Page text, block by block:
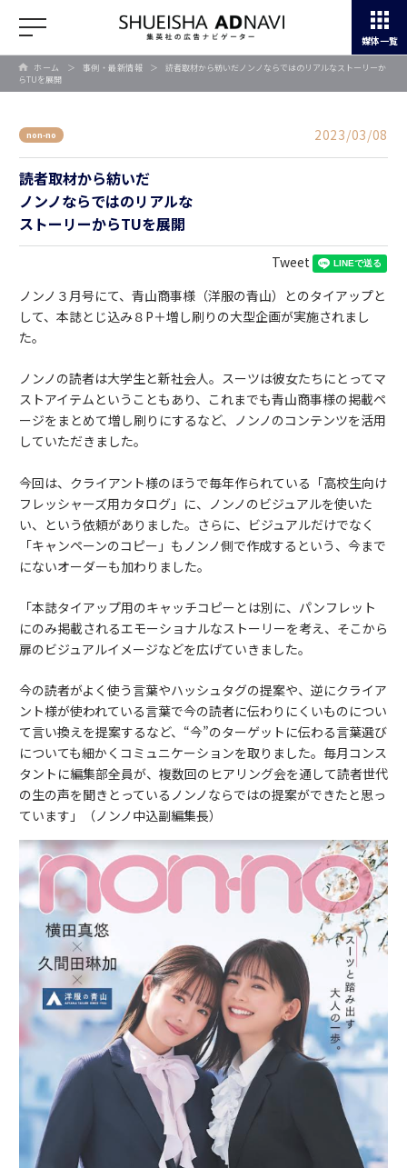
媒体一覧
ホーム ＞ 事例・最新情報 ＞
読者取材から紡いだノンノならではのリアルなストーリーか
らTUを展開
non-no 2023/03/08
読者取材から紡いだ
ノンノならではのリアルな
ストーリーからTUを展開
Tweet
ノンノ３月号にて、青山商事様（洋服の青山）とのタイアップと
して、本誌とじ込み８P＋増し刷りの大型企画が実施されまし
た。
ノンノの読者は大学生と新社会人。スーツは彼女たちにとってマ
ストアイテムということもあり、これまでも青山商事様の掲載ペ
ージをまとめて増し刷りにするなど、ノンノのコンテンツを活用
していただきました。
今回は、クライアント様のほうで毎年作られている「高校生向け
フレッシャーズ用カタログ」に、ノンノのビジュアルを使いた
い、という依頼がありました。さらに、ビジュアルだけでなく
「キャンペーンのコピー」もノンノ側で作成するという、今まで
にないオーダーも加わりました。
「本誌タイアップ用のキャッチコピーとは別に、パンフレット
にのみ掲載されるエモーショナルなストーリーを考え、そこから
扉のビジュアルイメージなどを広げていきました。
今の読者がよく使う言葉やハッシュタグの提案や、逆にクライア
ント様が使われている言葉で今の読者に伝わりにくいものについ
て言い換えを提案するなど、“今”のターゲットに伝わる言葉選び
についても細かくコミュニケーションを取りました。毎月コンス
タントに編集部全員が、複数回のヒアリング会を通して読者世代
の生の声を聞きとっているノンノならではの提案ができたと思っ
ています」（ノンノ中込副編集長）